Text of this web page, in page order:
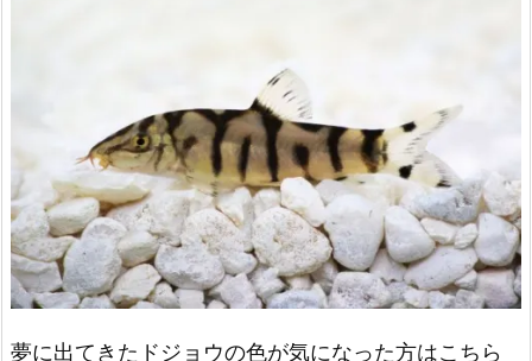
夢
占
い
1.
1.
夢に出てきたドジョウの色が気になった方はこちら